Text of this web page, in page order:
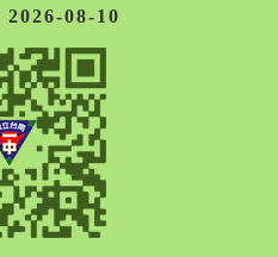
2026-08-10